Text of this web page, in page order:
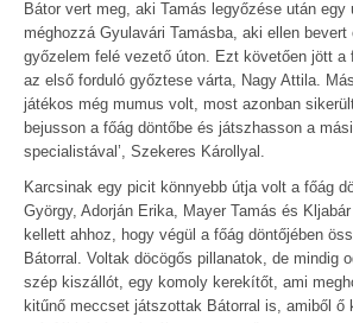
Bátor vert meg, aki Tamás legyőzése után egy
méghozzá Gyulavári Tamásba, aki ellen
győzelem felé vezető úton. Ezt követően jött a
az első forduló győztese várta, Nagy Attila.
játékos még mumus volt, most azonban
bejusson a főág döntőbe és játszhasson a
specialistával’, Szekeres Károllyal.
Karcsinak egy picit könnyebb útja volt a főág
György, Adorján Erika, Mayer Tamás és
kellett ahhoz, hogy végül a főág döntőjében
Bátorral. Voltak döcögős pillanatok, de mindig
szép kiszállót, egy komoly kerekítőt, ami
kitűnő meccset játszottak Bátorral is, amiből ő